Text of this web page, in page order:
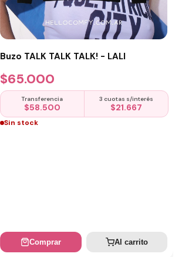
Buzo TALK TALK TALK! - LALI
$65.000
Transferencia
$58.500
3 cuotas s/interés
$21.667
Sin stock
Comprar Al carrito